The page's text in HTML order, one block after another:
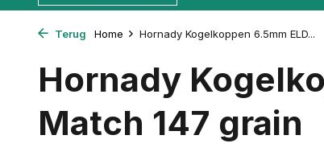
Terug Home Hornady Kogelkoppen 6.5mm ELD...
Hornady
Match 147 grain